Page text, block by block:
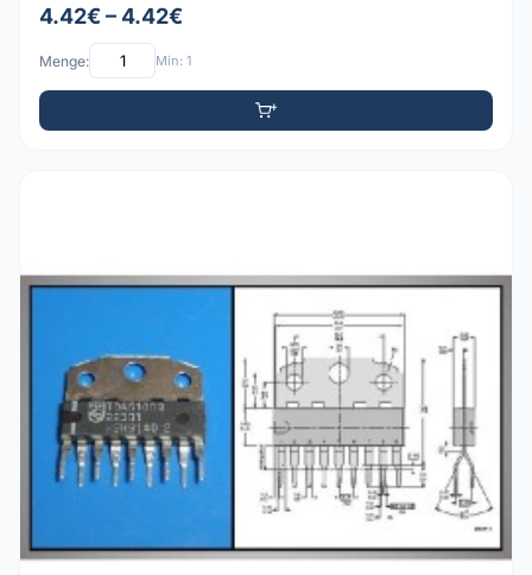
4.42€ – 4.42€
Menge: Min: 1